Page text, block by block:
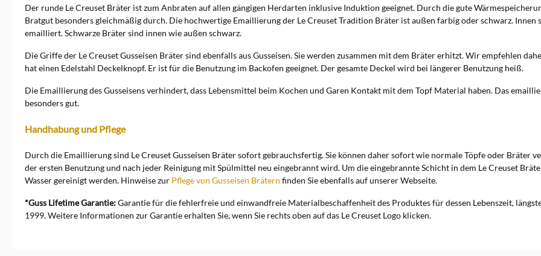
Der runde Le Creuset Bräter ist zum Anbraten auf allen gängigen Herdarten inklusive Induktion geeignet. Durch die gute
Bratgut besonders gleichmäßig durch. Die hochwertige Emaillierung der Le Creuset Tradition Bräter ist außen farbig oder schwarz.
emailliert. Schwarze Bräter sind innen wie außen schwarz.
Die Griffe der Le Creuset Gusseisen Bräter sind ebenfalls aus Gusseisen. Sie werden zusammen mit dem Bräter erhitzt. Wir empfehlen
hat einen Edelstahl Deckelknopf. Er ist für die Benutzung im Backofen geeignet. Der gesamte Deckel wird bei längerer Benutzung heiß.
Die Emaillierung des Gusseisens verhindert, dass Lebensmittel beim Kochen und Garen Kontakt mit dem Topf Material haben. Das
besonders gut.
Handhabung und Pflege
Durch die Emaillierung sind Le Creuset Gusseisen Bräter sofort gebrauchsfertig. Sie können daher sofort wie normale Töpfe oder Bräter
der ersten Benutzung und nach jeder Reinigung mit Spülmittel neu eingebranntwird. Um die eingebrannte Schicht in dem Le Creuset
Wasser gereinigt werden. Hinweise zur Pflege von Gusseisen Brätern finden Sie ebenfalls auf unserer Webseite.
*Guss Lifetime Garantie:Garantie für die fehlerfreie und einwandfreie Materialbeschaffenheit des Produktes für dessen Lebenszeit,
1999.Weitere Informationen zur Garantie erhalten Sie, wenn Sie rechts oben auf das Le Creuset Logo klicken.